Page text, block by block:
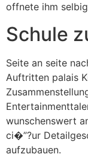
offnete ihm
Schule
Seite an seite
Auftritten palais
wunschenswert
ci�”?ur
aufzubauen.